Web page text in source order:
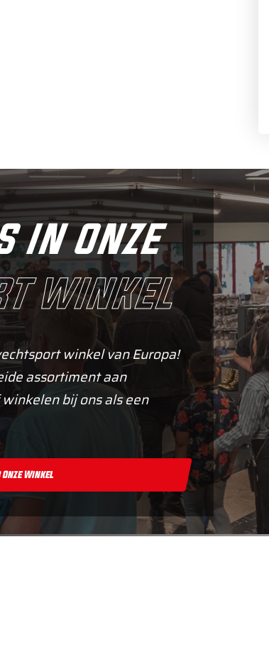
in onze
winkel
winkel van Europa!
assortiment aan
bij ons als een
Winkel